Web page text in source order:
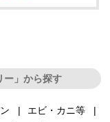
ー」から探す
エビ・カニ等